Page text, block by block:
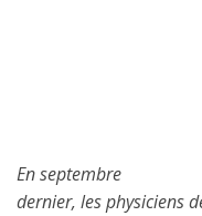
En septembre
dernier, les physiciens